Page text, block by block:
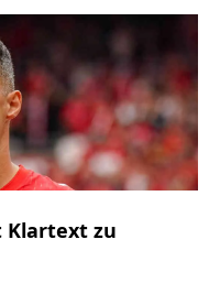
Klartext zu